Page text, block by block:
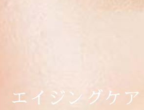
エイジングケア